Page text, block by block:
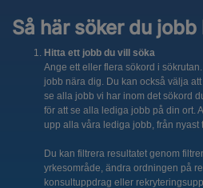
Så här söker du jobb
Hitta ett jobb du vill söka
Ange ett eller flera sökord i
jobb nära dig. Du kan också välja
se alla jobb vi har inom det sökord
för att se alla lediga jobb på din ort.
upp alla våra lediga jobb, från nyast
Du kan filtrera resultatet genom
yrkesområde, ändra ordningen på
konsultuppdrag eller